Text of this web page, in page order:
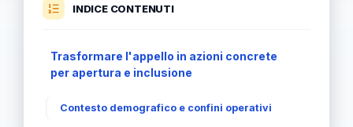
INDICE CONTENUTI
Trasformare l'appello in azioni concrete
per apertura e inclusione
Contesto demografico e confini operativi